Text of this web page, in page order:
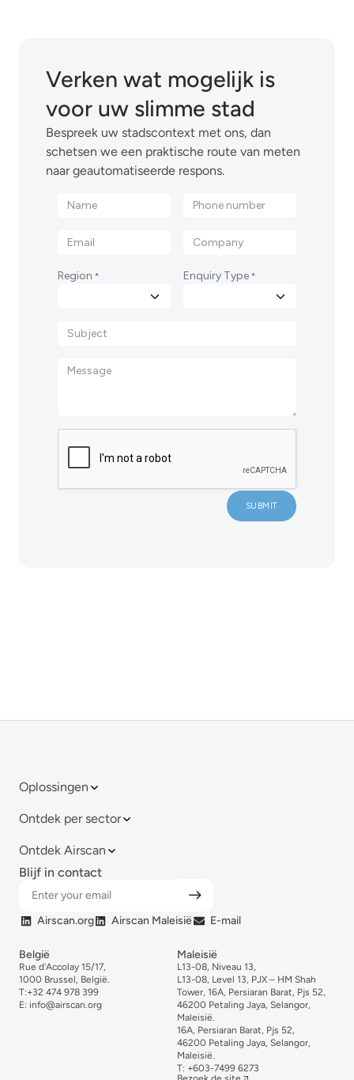
Verken wat mogelijk is
voor uw slimme stad
Bespreek uw stadscontext met ons, dan
schetsen we een praktische route van meten
naar geautomatiseerde respons.
Oplossingen
Ontdek per sector
Ontdek Airscan
Blijf in contact
Airscan.org Airscan Maleisië E-mail
België
Rue d'Accolay 15/17,
1000 Brussel, België.
T:+32 474 978 399
E: info@airscan.org
Maleisië
L13-08, Niveau 13,
L13-08, Level 13, PJX – HM Shah
Tower, 16A, Persiaran Barat, Pjs 52,
46200 Petaling Jaya, Selangor,
Maleisië.
16A, Persiaran Barat, Pjs 52,
46200 Petaling Jaya, Selangor,
Maleisië.
T: +603-7499 6273